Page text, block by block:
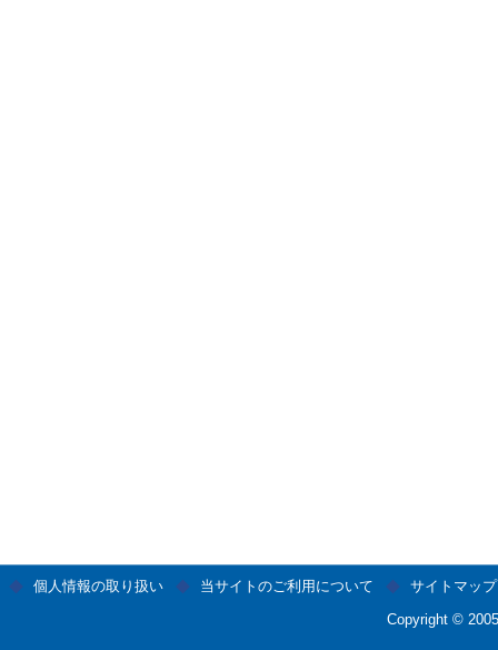
個人情報の取り扱い 当サイトのご利用について
サイトマップ
Copyright ©